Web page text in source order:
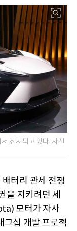
전시되고 있다. 사진
터리 관세 전쟁
을 지키려던 세
모터가 자사
그십 개발 프로젝